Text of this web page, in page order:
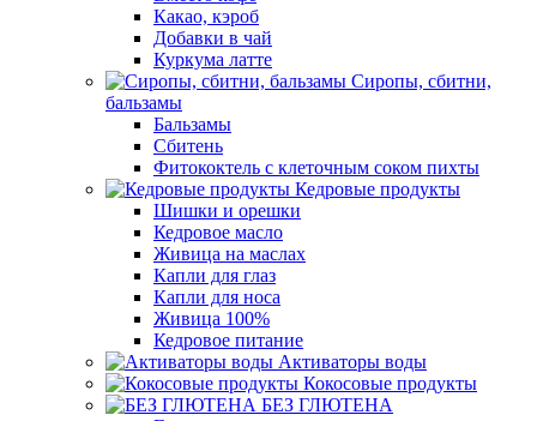
Какао, кэроб
Добавки в чай
Куркума латте
Сиропы, сбитни,
бальзамы
Бальзамы
Сбитень
Фитококтель с клеточным соком пихты
Кедровые продукты
Шишки и орешки
Кедровое масло
Живица на маслах
Капли для глаз
Капли для носа
Живица 100%
Кедровое питание
Активаторы воды
Кокосовые продукты
БЕЗ ГЛЮТЕНА